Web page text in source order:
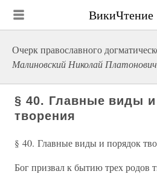
ВикиЧтение
Очерк православного
Малиновский Николай Платонович
§ 40. Главные виды
творения
§ 40. Главные виды и порядок
Бог призвал к бытию трех родов